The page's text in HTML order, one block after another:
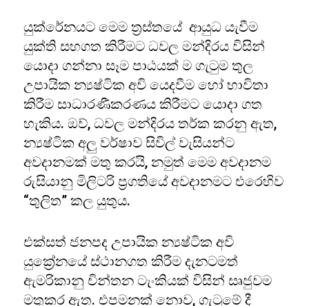
යුක්රේනයට මෙම ත්‍රස්තයේ ආයුධ යැවීම
යුක්ති සහගත කිරීමට ධවල මන්දිරය විසින්
යොදා ගන්නා සෑම පාඨයක් ම ගැටුම තුල
උපායික න්‍යෂ්ටික අවි යෙදවීම හෝ භාවිතා
කිරීම සාධාරණීකරණය කිරීමට යොදා ගත
හැකිය. ඔව්, ධවල මන්දිරය තර්ක කරනු ඇත,
න්‍යෂ්ටික අලු වර්ෂාව සිවිල් වැසියන්ට
අවදානමක් මතු කරයි, නමුත් මෙම අවදානම
රුසියානු මිලිටරි ප්‍රගතියේ අවදානමට එරෙහිව
“තුලිත” කල යුතුය.
එක්සත් ජනපද උපායික න්‍යෂ්ටික අවි
යුක්‍රේනයේ ස්ථානගත කිරීම දැනටමත්
ඇමරිකානු චින්තන ටැංකියක් විසින් සෘජුවම
මතුකර ඇත. එපමනක් නොව, ගැටුමේ දී